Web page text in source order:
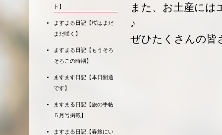
また、お土産には
♪
ぜひたくさんの皆
ト】
ますまる日記【桜はまだ
まだ咲く】
ますまる日記【もうそろ
そろこの時期】
ますます日記【本日開通
です】
ますまる日記【旅の手帖
５月号掲載】
ますまる日記【春旅にい